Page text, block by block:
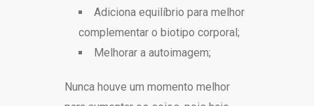
Adiciona equilíbrio para melhor
complementar o biotipo corporal;
Melhorar a autoimagem;
Nunca houve um momento melhor